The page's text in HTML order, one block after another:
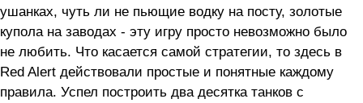
ушанках, чуть ли не пьющие водку на посту, золотые
купола на заводах - эту игру просто невозможно было
не любить. Что касается самой стратегии, то здесь в
Red Alert действовали простые и понятные каждому
правила. Успел построить два десятка танков с